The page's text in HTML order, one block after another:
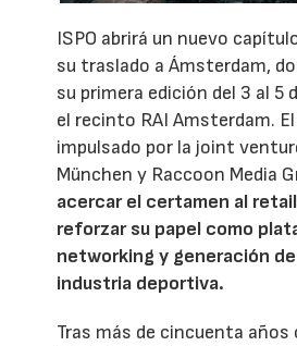
ISPO abrirá un nuevo
su traslado a Ámsterdam,
su primera edición del 3 al 5
el recinto RAI Amsterdam.
impulsado por la joint
München y Raccoon Media
acercar el certamen al
reforzar su papel como
networking y generación
industria deportiva.
Tras más de cincuenta años